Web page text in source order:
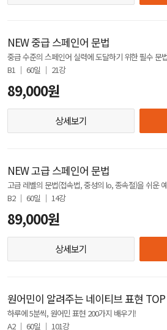
NEW 중급 스페인어 문법
중급 수준의 스페인어 실력에 도달하기 위한 필수 문
B1 │ 60일 │ 21강
89,000원
상세보기
NEW 고급 스페인어 문법
고급 레벨의 문법(접속법, 중성의 lo, 종속절)을 쉬운
B2 │ 60일 │ 14강
89,000원
상세보기
원어민이 알려주는 네이티브 표현
하루에 5분씩, 원어민 표현 200가지 배우기!
A2 │ 60일 │ 101강